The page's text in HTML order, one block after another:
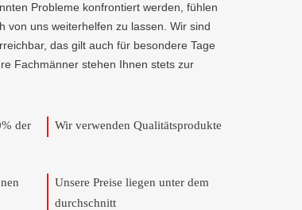
Probleme konfrontiert werden, fühlen
von uns weiterhelfen zu lassen. Wir sind
das gilt auch für besondere Tage
Fachmänner stehen Ihnen stets zur
der
Wir verwenden Qualitätsprodukte
Unsere Preise liegen unter dem
durchschnitt